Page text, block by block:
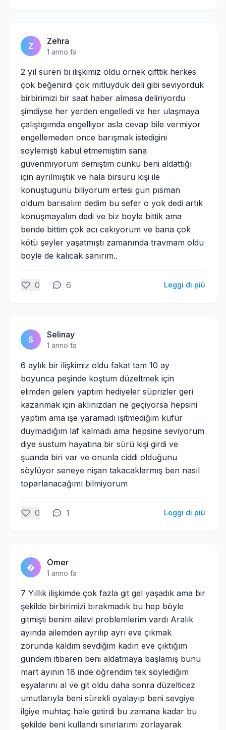
Z Zehra
1 anno fa
2 yıl süren bi ilişkimiz oldu örnek çifttik herkes
çok beğenirdi çok mıtluyduk deli gibi seviyorduk
birbirimizi bir saat haber almasa deliriyordu
şimdiyse her yerden engelledi ve her ulaşmaya
çalıştıgımda engelliyor asla cevap bile vermiyor
engellemeden once barışmak istedigini
soylemişti kabul etmemiştim sana
guvenmıyorum demiştim cunku beni aldattığı
için ayrılmıştık ve hala birsuru kişi ile
konuştugunu biliyorum ertesi gun pısman
oldum barısalım dedim bu sefer o yok dedi artık
konuşmayalım dedi ve biz boyle bittik ama
bende bittim çok acı cekıyorum ve bana çok
kötü şeyler yaşatmıştı zamanında travmam oldu
boyle de kalıcak sanırım..
0 6 Leggi di più
S Selinay
1 anno fa
6 aylık bir ilişkimiz oldu fakat tam 10 ay
boyunca peşinde koştum düzeltmek için
elimden geleni yaptım hediyeler süprizler geri
kazanmak için aklınızdan ne geçiyorsa hepsini
yaptım ama işe yaramadı işitmediğim küfür
duymadığım laf kalmadı ama hepsine seviyorum
diye sustum hayatına bir sürü kişi girdi ve
şuanda biri var ve onunla ciddi olduğunu
söylüyor seneye nişan takacaklarmış ben nasıl
toparlanacağımı bilmiyorum
0 1 Leggi di più
� Ömer
1 anno fa
7 Yıllık ilişkimde çok fazla git gel yaşadık ama bir
şekilde birbirimizi bırakmadık bu hep böyle
gitmişti benim ailevi problemlerim vardı Aralık
ayında ailemden ayrılıp ayrı eve çıkmak
zorunda kaldım sevdiğim kadın eve çıktığım
gündem itibaren beni aldatmaya başlamış bunu
mart ayının 18 inde öğrendim tek söylediğim
eşyalarını al ve git oldu daha sonra düzelticez
umutlarıyla beni sürekli oyalayıp beni sevgiye
ilgiye muhtaç hale getirdi bu zamana kadar bu
şekilde beni kullandı sınırlarımı zorlayarak